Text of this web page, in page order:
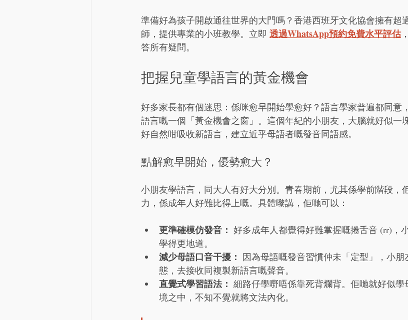
準備好為孩子開啟通往世界的大門嗎？香港西班牙文化協會擁有超
師，提供專業的小班教學。立即 透過WhatsApp預約免費水平評估
答所有疑問。
把握兒童學語言的黃金機會
好多家長都有個迷思：係咪愈早開始學愈好？語言學家普遍都同意，
語言嘅一個「黃金機會之窗」。這個年紀的小朋友，大腦就好似一
好自然咁吸收新語言，建立近乎母語者嘅發音同語感。
點解愈早開始，優勢愈大？
小朋友學語言，同大人有好大分別。青春期前，尤其係學前階段，
力，係成年人好難比得上嘅。具體嚟講，佢哋可以：
更準確模仿發音： 好多成年人都覺得好難掌握嘅捲舌音 (rr)，
學得更地道。
減少母語口音干擾： 因為母語嘅發音習慣仲未「定型」，小
態，去接收同複製新語言嘅聲音。
直覺式學習語法： 細路仔學嘢唔係靠死背爛背。佢哋就好似
境之中，不知不覺就將文法內化。